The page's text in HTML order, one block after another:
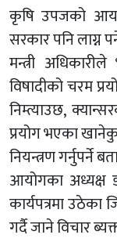
कृषि उपजको
सरकार पनि लाग्न
मन्त्री
विषादीको चरम
निम्त्याउछ,
प्रयोग भएका
नियन्त्रण गर्नुपर्ने
आयोगका अध्यक्ष
कार्यपत्रमा उठेका
गर्दै जाने विचार